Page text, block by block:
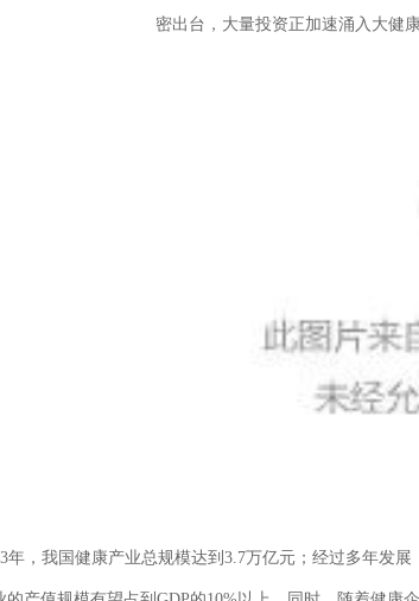
密出台，大量投资正加速涌入大健
年，我国健康产业总规模达到3.7万亿元；经过多年发